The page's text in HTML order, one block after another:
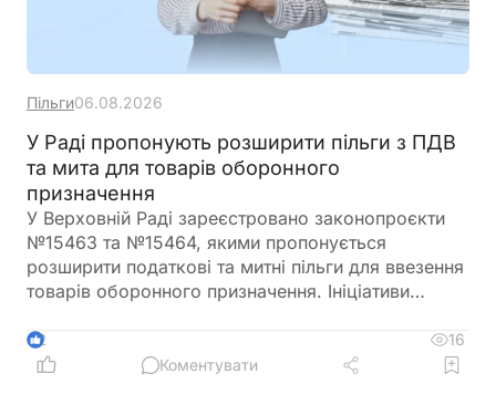
Пільги06.08.2026
У Раді пропонують розширити пільги з ПДВ
та мита для товарів оборонного
призначення
У Верховній Раді зареєстровано законопроєкти
№15463 та №15464, якими пропонується
розширити податкові та митні пільги для ввезення
товарів оборонного призначення. Ініціативи
ввізного мита на поставки, що фінансуються
іноземними державами, міжнародними
2
16
Коментувати